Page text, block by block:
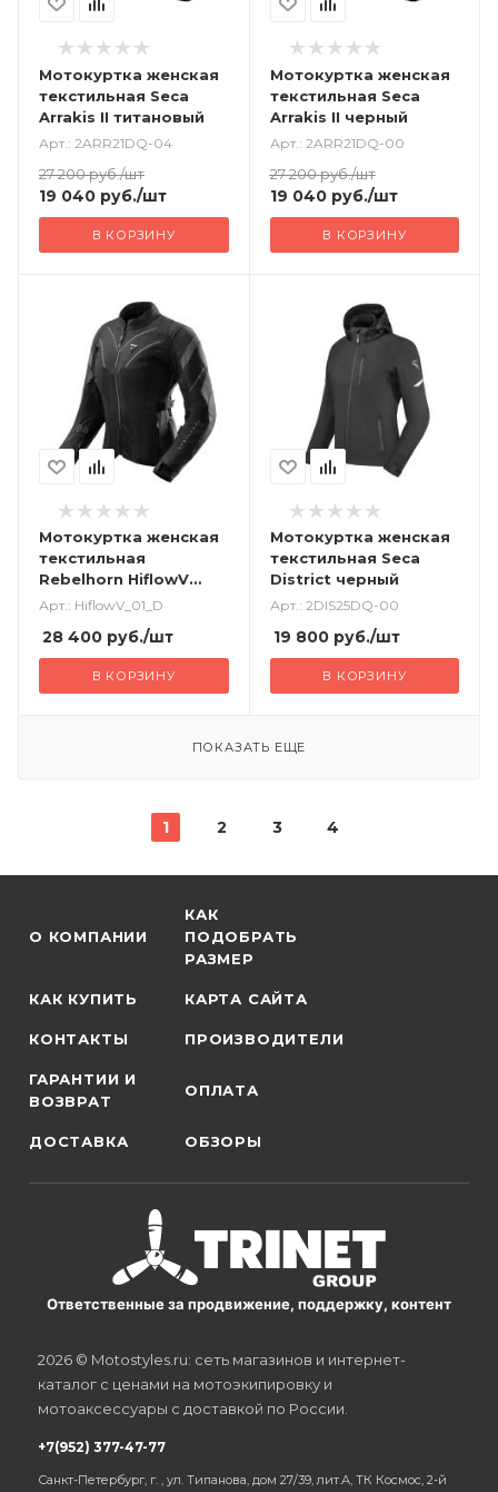
Мотокуртка женская
текстильная Seca
Arrakis II титановый
Арт.: 2ARR21DQ-04
27 200руб./шт
19 040 руб./шт
В КОРЗИНУ
Мотокуртка женская
текстильная Seca
Arrakis II черный
Арт.: 2ARR21DQ-00
27 200руб./шт
19 040руб./шт
В КОРЗИНУ
Мотокуртка женская
текстильная
Rebelhorn HiflowV
черный
Арт.: HiflowV_01_D
28 400 руб./шт
В КОРЗИНУ
Мотокуртка женская
текстильная Seca
District черный
Арт.: 2DIS25DQ-00
19 800руб./шт
В КОРЗИНУ
ПОКАЗАТЬ ЕЩЕ
1 2 3 4
О КОМПАНИИ
КАК
ПОДОБРАТЬ
РАЗМЕР
КАК КУПИТЬ КАРТА САЙТА
КОНТАКТЫ ПРОИЗВОДИТЕЛИ
ГАРАНТИИ И
ВОЗВРАТ
ОПЛАТА
ДОСТАВКА ОБЗОРЫ
Ответственные за продвижение, поддержку, контент
2026 © Motostyles.ru: сеть магазинов и интернет-
каталог с ценами на мотоэкипировку и
мотоаксессуары с доставкой по России.
+7(952) 377-47-77
Санкт-Петербург, г. , ул. Типанова, дом 27/39, лит.А, ТК Космос, 2-й